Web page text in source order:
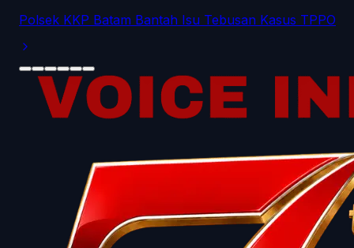
Polsek KKP Batam Bantah Isu Tebusan Kasus TPPO